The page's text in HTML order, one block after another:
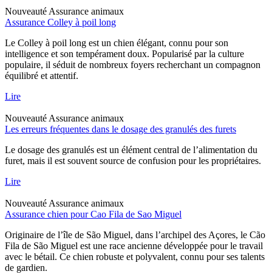
Nouveauté Assurance animaux
Assurance Colley à poil long
Le Colley à poil long est un chien élégant, connu pour son
intelligence et son tempérament doux. Popularisé par la culture
populaire, il séduit de nombreux foyers recherchant un compagnon
équilibré et attentif.
Lire
Nouveauté Assurance animaux
Les erreurs fréquentes dans le dosage des granulés des furets
Le dosage des granulés est un élément central de l’alimentation du
furet, mais il est souvent source de confusion pour les propriétaires.
Lire
Nouveauté Assurance animaux
Assurance chien pour Cao Fila de Sao Miguel
Originaire de l’île de São Miguel, dans l’archipel des Açores, le Cão
Fila de São Miguel est une race ancienne développée pour le travail
avec le bétail. Ce chien robuste et polyvalent, connu pour ses talents
de gardien.